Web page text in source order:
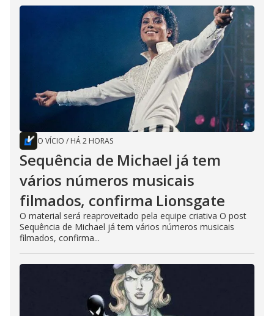
O VÍCIO / HÁ 2 HORAS
Sequência de Michael já tem
vários números musicais
filmados, confirma Lionsgate
O material será reaproveitado pela equipe criativa O post
Sequência de Michael já tem vários números musicais
filmados, confirma...